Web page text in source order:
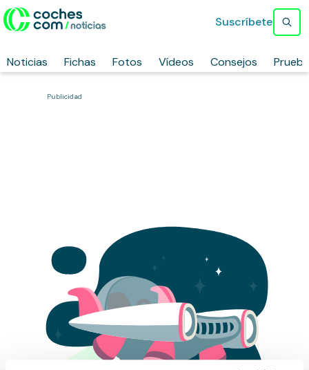
Noticias Fichas Fotos Vídeos Consejos
Suscríbete
Publicidad